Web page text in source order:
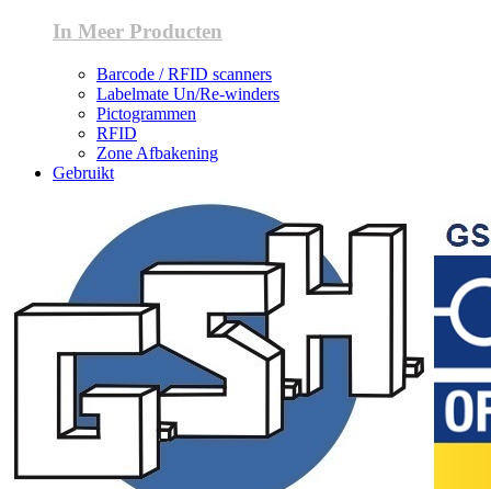
In Meer Producten
Barcode / RFID scanners
Labelmate Un/Re-winders
Pictogrammen
RFID
Zone Afbakening
Gebruikt